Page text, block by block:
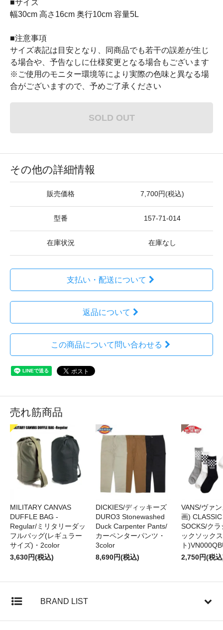
■サイズ
幅30cm 高さ16cm 奥行10cm 容量5L
■注意事項
サイズ表記は目安となり、同商品でも若干の誤差が生じ
る場合や、予告なしに仕様変更となる場合もございます
※ご使用のモニター環境等により実際の色味と異なる場
合がございますので、予めご了承ください
SOLD OUT
その他の詳細情報
販売価格 7,700円(税込)
型番 157-71-014
在庫状況 在庫なし
支払い・配送について
返品について
この商品について問い合わせる
売れ筋商品
MILITARY CANVAS
DUFFLE BAG -
Regular/ミリタリーダッ
フルバッグ(レギュラー
サイズ)・2color
3,630円(税込)
DICKIES/ディッキーズ
DURO3 Stonewashed
Duck Carpenter Pants/
カーペンターパンツ・
3color
8,690円(税込)
VANS/ヴァ
画)
SOCKS/ク
ックソック
ト
2,750円(税
BRAND LIST